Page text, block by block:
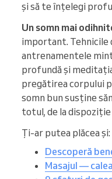
și să te înțelegi
Un somn mai
important. Tehnicile
antrenamentele
profundă și
pregătirea corpului
somn bun susține
totul, de la
Ți-ar putea plăcea și:
Descoperă
Masajul —